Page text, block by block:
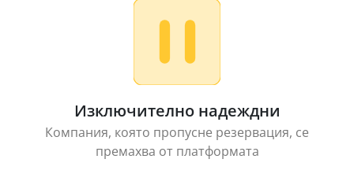
Изключително надеждни
Компания, която пропусне резервация, се
премахва от платформата